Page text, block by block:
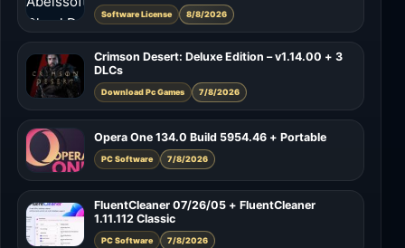
Software License 8/8/2026
Crimson Desert: Deluxe Edition – v1.14.00 + 3
DLCs
Download Pc Games 7/8/2026
Opera One 134.0 Build 5954.46 + Portable
PC Software 7/8/2026
FluentCleaner 07/26/05 + FluentCleaner
1.11.112 Classic
PC Software 7/8/2026